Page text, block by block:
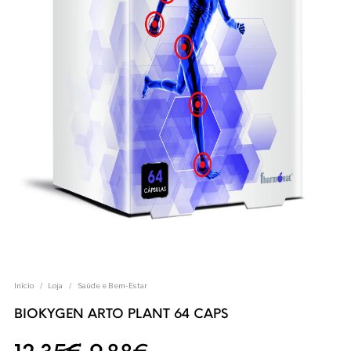
Início / Loja / Saúde e Bem-Estar
BIOKYGEN ARTO PLANT 64 CAPS